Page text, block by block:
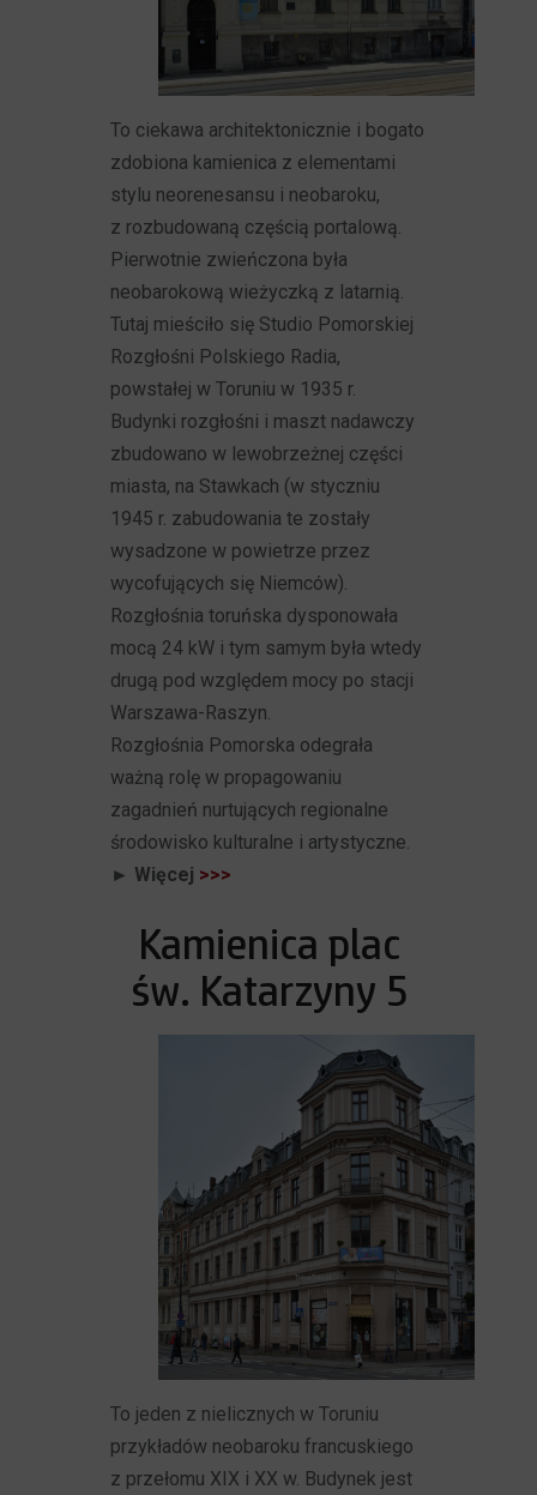
To ciekawa architektonicznie i bogato
zdobiona kamienica z elementami
stylu neorenesansu i neobaroku,
z rozbudowaną częścią portalową.
Pierwotnie zwieńczona była
neobarokową wieżyczką z latarnią.
Tutaj mieściło się Studio Pomorskiej
Rozgłośni Polskiego Radia,
powstałej w Toruniu w 1935 r.
Budynki rozgłośni i maszt nadawczy
zbudowano w lewobrzeżnej części
miasta, na Stawkach (w styczniu
1945 r. zabudowania te zostały
wysadzone w powietrze przez
wycofujących się Niemców).
Rozgłośnia toruńska dysponowała
mocą 24 kW i tym samym była wtedy
drugą pod względem mocy po stacji
Warszawa-Raszyn.
Rozgłośnia Pomorska odegrała
ważną rolę w propagowaniu
zagadnień nurtujących regionalne
środowisko kulturalne i artystyczne.
► Więcej >>>
Kamienica plac
św. Katarzyny 5
To jeden z nielicznych w Toruniu
przykładów neobaroku francuskiego
z przełomu XIX i XX w. Budynek jest